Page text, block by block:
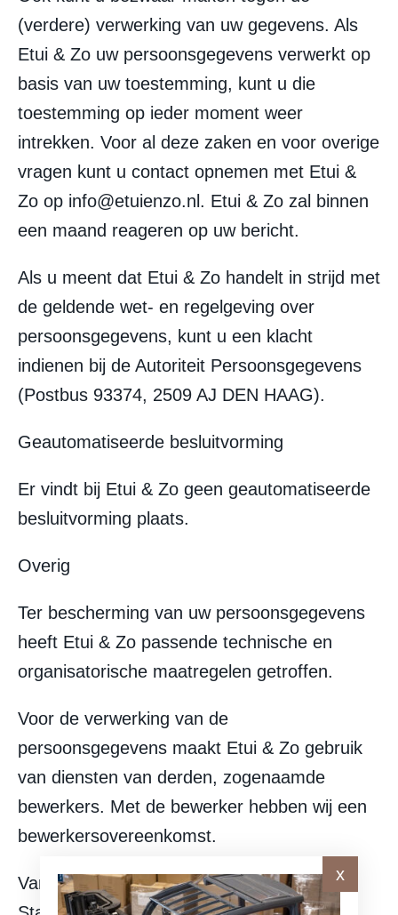
(verdere) verwerking van uw gegevens. Als
Etui & Zo uw persoonsgegevens verwerkt op
basis van uw toestemming, kunt u die
toestemming op ieder moment weer
intrekken. Voor al deze zaken en voor overige
vragen kunt u contact opnemen met Etui &
Zo op info@etuienzo.nl. Etui & Zo zal binnen
een maand reageren op uw bericht.
Als u meent dat Etui & Zo handelt in strijd met
de geldende wet- en regelgeving over
persoonsgegevens, kunt u een klacht
indienen bij de Autoriteit Persoonsgegevens
(Postbus 93374, 2509 AJ DEN HAAG).
Geautomatiseerde besluitvorming
Er vindt bij Etui & Zo geen geautomatiseerde
besluitvorming plaats.
Overig
Ter bescherming van uw persoonsgegevens
heeft Etui & Zo passende technische en
organisatorische maatregelen getroffen.
Voor de verwerking van de
persoonsgegevens maakt Etui & Zo gebruik
van diensten van derden, zogenaamde
bewerkers. Met de bewerker hebben wij een
bewerkersovereenkomst.
Van tijd tot tijd zal het nodig zijn om dit